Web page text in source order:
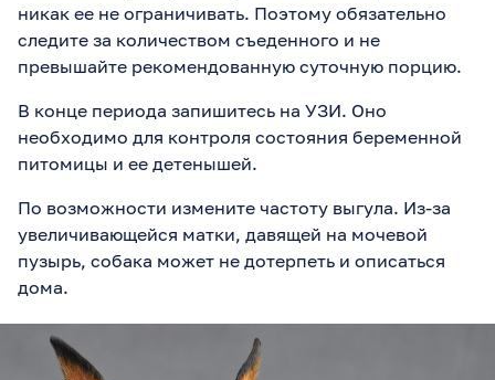
никак ее не ограничивать. Поэтому обязательно
следите за количеством съеденного и не
превышайте рекомендованную суточную порцию.
В конце периода запишитесь на УЗИ. Оно
необходимо для контроля состояния беременной
питомицы и ее детенышей.
По возможности измените частоту выгула. Из-за
увеличивающейся матки, давящей на мочевой
пузырь, собака может не дотерпеть и описаться
дома.